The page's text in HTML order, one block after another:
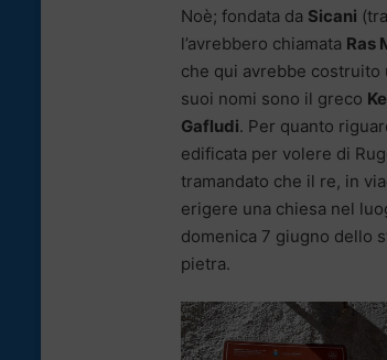
Noè; fondata da Sicani
l’avrebbero chiamata Ras
che qui avrebbe costruito
suoi nomi sono il greco
Gafludi. Per quanto
edificata per volere di
tramandato che il re, in
erigere una chiesa nel
domenica 7 giugno dello
pietra.